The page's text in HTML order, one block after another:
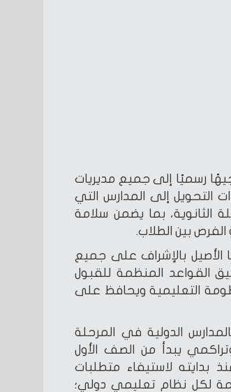
رسميًا إلى جميع مديريات
التحويل إلى المدارس التي
الثانوية، بما يضمن سلامة
بين الطلاب.
الأصيل بالإشراف على جميع
القواعد المنظمة للقبول
التعليمية ويحافظ على
الدولية في المرحلة
يبدأ من الصف الأول
بدايته لاستيفاء متطلبات
لكل نظام تعليمي دولي؛